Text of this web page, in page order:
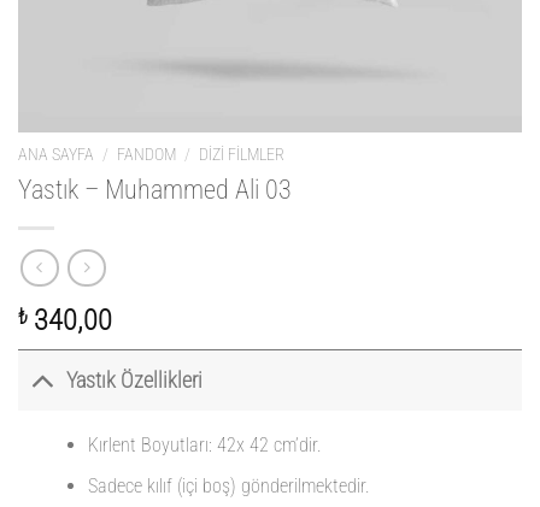
ANA SAYFA / FANDOM / DIZI FILMLER
Yastık – Muhammed Ali 03
₺ 340,00
Yastık Özellikleri
Kırlent Boyutları: 42x 42 cm’dir.
Sadece kılıf (içi boş) gönderilmektedir.